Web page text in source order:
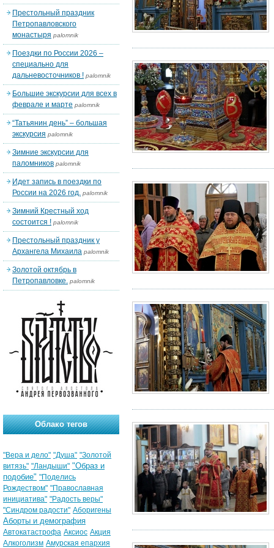
Престольный праздник
Петропавловского
монастыря palomnik
Поездки по России 2026 –
специально для
дальневосточников ! palomnik
Большие экскурсии для всех в
феврале и марте palomnik
“Татьянин день” – большая
экскурсия palomnik
Зимние экскурсии для
паломников palomnik
Идет запись в поездки по
России на 2026 год. palomnik
Зимний Крестный ход
состоится ! palomnik
Престольный праздник у
Архангела Михаила palomnik
Золотой октябрь в
Петропавловке. palomnik
Облако тегов
"Вера и дело" "Душа" "Золотой
витязь" "Ландыши" "Образ и
подобие" "Поделись
Рождеством" "Православная
инициатива" "Радость веры"
"Синдром радости" Аборигены
Аборты и демография
Автокатастрофа Аксиос Акция
Алкоголизм Амурская епархия